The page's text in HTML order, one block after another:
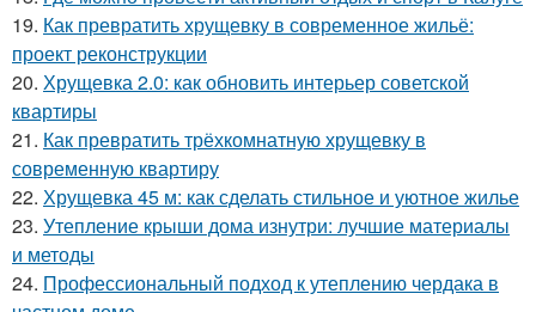
19. Как превратить хрущевку в современное жильё:
проект реконструкции
20. Хрущевка 2.0: как обновить интерьер советской
квартиры
21. Как превратить трёхкомнатную хрущевку в
современную квартиру
22. Хрущевка 45 м: как сделать стильное и уютное жилье
23. Утепление крыши дома изнутри: лучшие материалы
и методы
24. Профессиональный подход к утеплению чердака в